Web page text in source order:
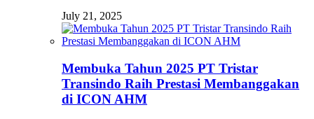
July 21, 2025
Membuka Tahun 2025 PT Tristar
Transindo Raih Prestasi Membanggakan
di ICON AHM